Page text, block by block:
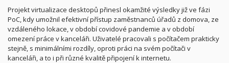
Projekt virtualizace desktopů přinesl okamžité výsledky již ve fázi
PoC, kdy umožnil efektivní přístup zaměstnanců úřadů z domova, ze
vzdáleného lokace, v období covidové pandemie a v období
omezení práce v kanceláři. Uživatelé pracovali s počítačem prakticky
stejně, s minimálními rozdíly, oproti práci na svém počítači v
kanceláři, a to i při různé kvalitě připojení k internetu.